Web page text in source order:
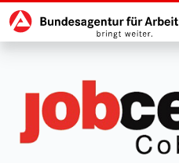
zu den Hauptinhalten springen
Hauptnavigation